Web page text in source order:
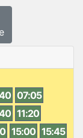
07:05
11:20
15:00 15:45